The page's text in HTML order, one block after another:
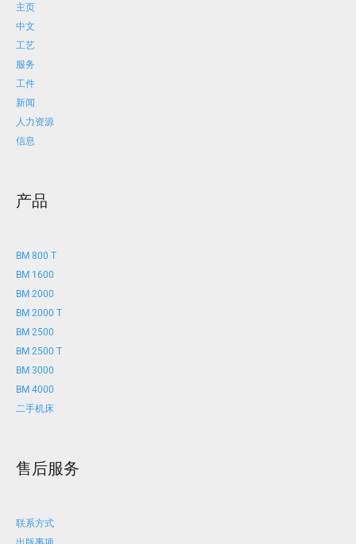
主页
中文
工艺
服务
工件
新闻
人力资源
信息
产品
BM 800 T
BM 1600
BM 2000
BM 2000 T
BM 2500
BM 2500 T
BM 3000
BM 4000
二手机床
售后服务
联系方式